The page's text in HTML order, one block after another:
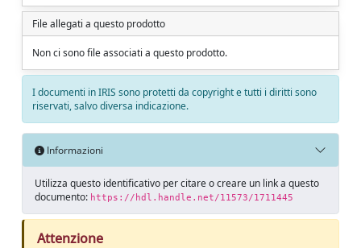
File allegati a questo prodotto
Non ci sono file associati a questo prodotto.
I documenti in IRIS sono protetti da copyright e tutti i diritti sono
riservati, salvo diversa indicazione.
Informazioni
Utilizza questo identificativo per citare o creare un link a questo
documento: https://hdl.handle.net/11573/1711445
Attenzione